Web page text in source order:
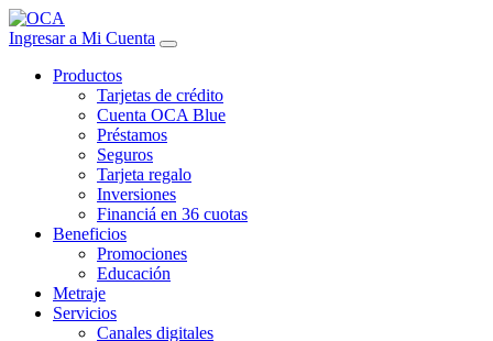
Ingresar a Mi Cuenta
Productos
Tarjetas de crédito
Cuenta OCA Blue
Préstamos
Seguros
Tarjeta regalo
Inversiones
Financiá en 36 cuotas
Beneficios
Promociones
Educación
Metraje
Servicios
Canales digitales